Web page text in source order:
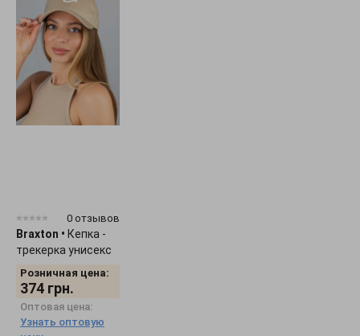
0 отзывов
Braxton • Кепка -
трекерка унисекс
Розничная цена:
374 грн.
Оптовая цена:
Узнать оптовую